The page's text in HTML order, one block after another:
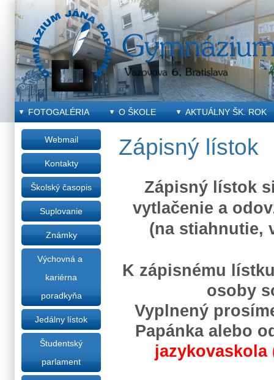
FOTOGALÉRIA O ŠKOLE AKTUÁLNY ŠK. ROK
Zápisný lístok
Zápisný lístok
vytlačenie a
(na stiahnutie,
K zápisnému
osoby
Vyplnený
Papánka alebo
jazykovaskola
Webmail
Kontakty
Školský časopis
Suplovanie
Známky
Výchovná a
kariérna
poradkyňa
Jedálny lístok
Študentský
parlament